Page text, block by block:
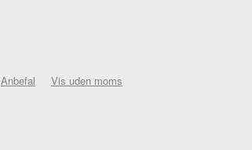
Anbefal Vis uden moms